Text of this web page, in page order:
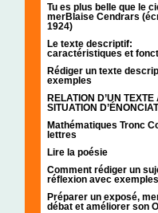
Tu es plus belle que le
merBlaise Cendrars
1924)
Le texte descriptif:
caractéristiques et
Rédiger un texte
exemples
RELATION D’UN TEXTE
SITUATION
Mathématiques Tronc
lettres
Lire la poésie
Comment rédiger un
réflexion avec exemples
Préparer un exposé,
débat et améliorer son